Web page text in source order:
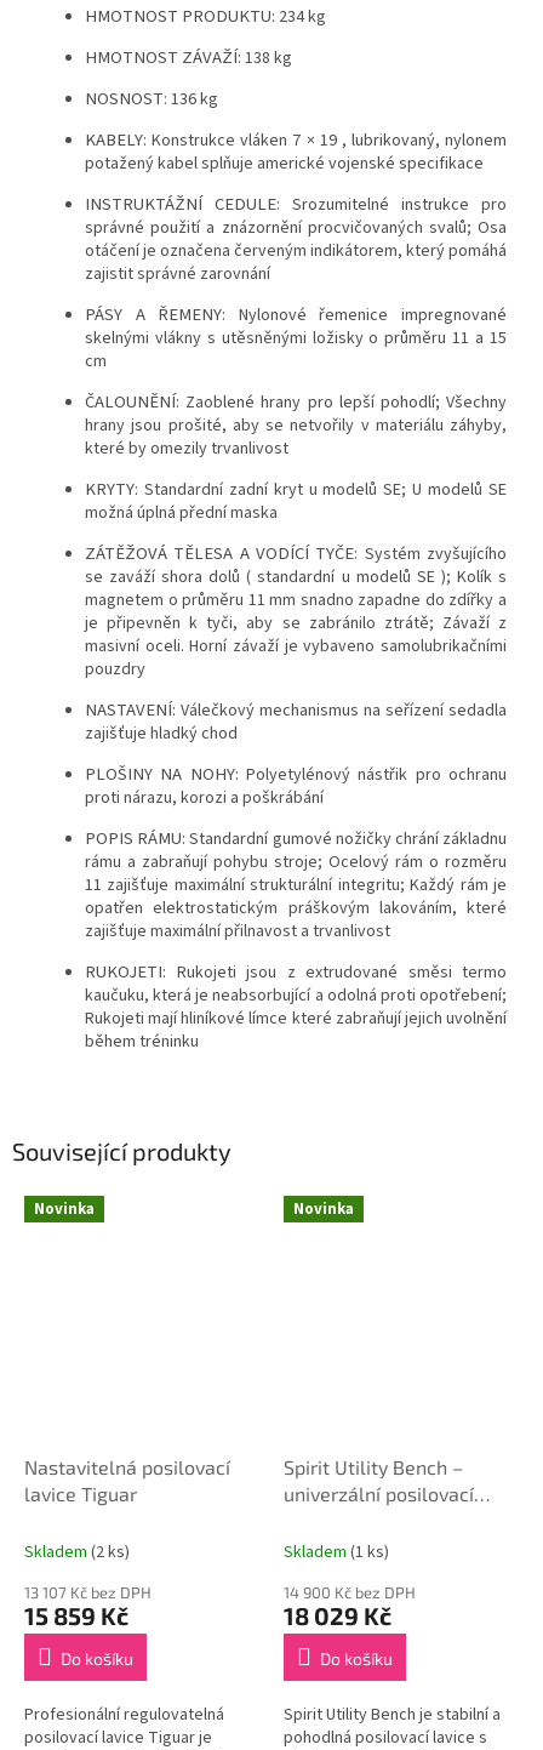
Související produkty
Novinka
Nastavitelná posilovací
lavice Tiguar
Skladem (2 ks)
13 107 Kč bez DPH
15 859 Kč
Do košíku
Profesionální regulovatelná
posilovací lavice Tiguar je
Novinka
Spirit Utility Bench –
univerzální posilovací
Skladem (1 ks)
14 900 Kč bez DPH
18 029 Kč
Do košíku
Spirit Utility Bench je stabilní a
pohodlná posilovací lavice s
HMOTNOST PRODUKTU: 234 kg
HMOTNOST ZÁVAŽÍ: 138 kg
NOSNOST: 136 kg
KABELY:Konstrukce vláken 7 × 19 , lubrikovaný, nylonem
potažený kabel splňuje americké vojenské specifikace
INSTRUKTÁŽNÍ CEDULE: Srozumitelné instrukce pro
správné použití a znázornění procvičovaných svalů; Osa
otáčení je označena červeným indikátorem, který pomáhá
zajistit správné zarovnání
PÁSY A ŘEMENY: Nylonové řemenice impregnované
skelnými vlákny s utěsněnými ložisky o průměru 11 a 15
cm
ČALOUNĚNÍ: Zaoblené hrany pro lepší pohodlí; Všechny
hrany jsou prošité, aby se netvořily v materiálu záhyby,
které by omezily trvanlivost
KRYTY: Standardní zadní kryt u modelů SE; U modelů SE
možná úplná přední maska
ZÁTĚŽOVÁ TĚLESA A VODÍCÍ TYČE: Systém zvyšujícího
se zaváží shora dolů ( standardní u modelů SE ); Kolík s
magnetem o průměru 11 mm snadno zapadne do zdířky a
je připevněn k tyči, aby se zabránilo ztrátě; Závaží z
masivní oceli. Horní závaží je vybaveno samolubrikačními
pouzdry
NASTAVENÍ: Válečkový mechanismus na seřízení sedadla
zajišťuje hladký chod
PLOŠINY NA NOHY: Polyetylénový nástřik pro ochranu
proti nárazu, korozi a poškrábání
POPIS RÁMU:Standardní gumové nožičky chrání základnu
rámu a zabraňují pohybu stroje; Ocelový rám o rozměru
11 zajišťuje maximální strukturální integritu; Každý rám je
opatřen elektrostatickým práškovým lakováním, které
zajišťuje maximální přilnavost a trvanlivost
RUKOJETI: Rukojeti jsou z extrudované směsi termo
kaučuku, která je neabsorbující a odolná proti opotřebení;
Rukojeti mají hliníkové límce které zabraňují jejich uvolnění
během tréninku